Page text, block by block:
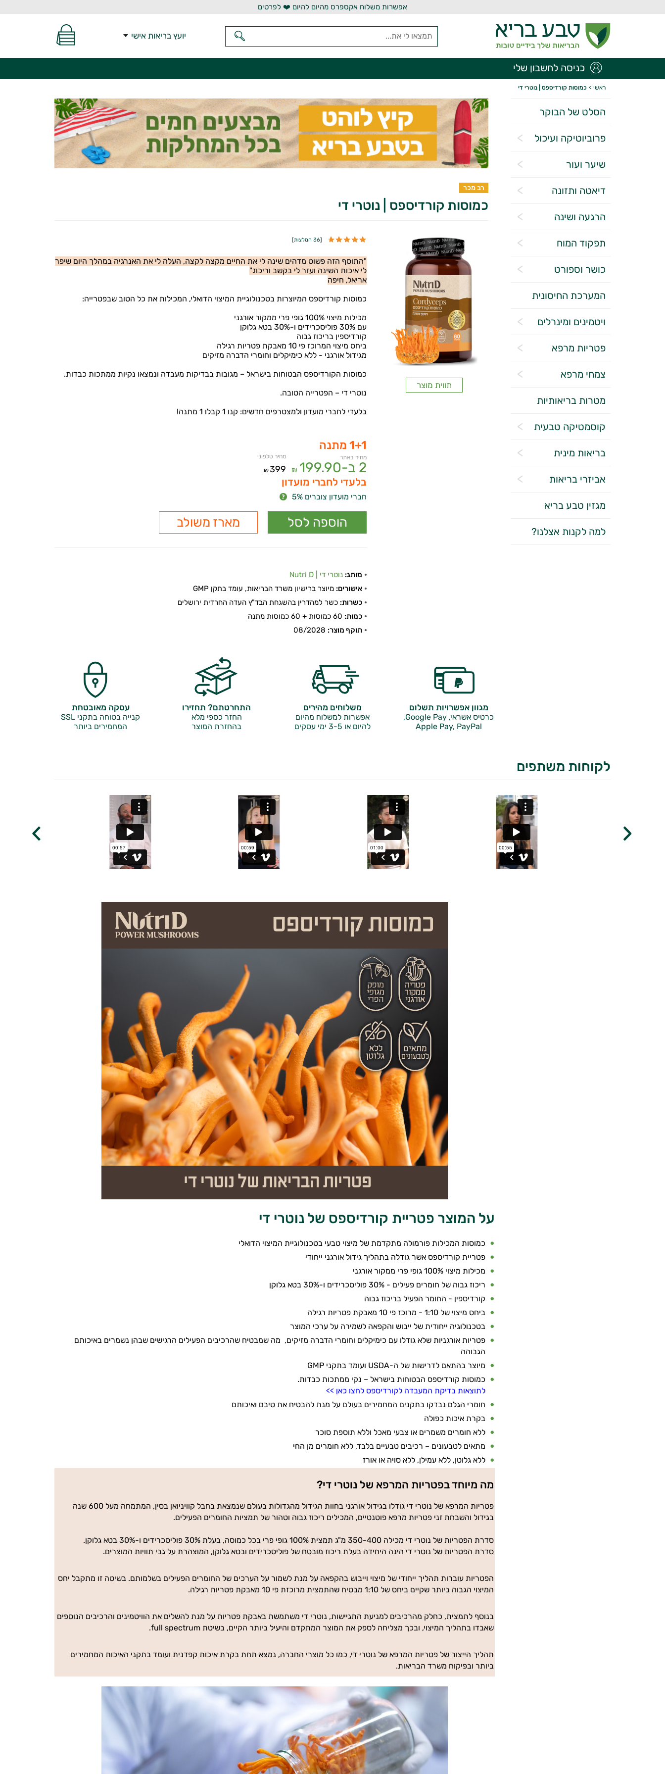
אפשרות משלוח אקספרס מהיום להיום ❤️ לפרטים
יועץ בריאות אישי
כניסה לחשבון שלי
ראשי > כמוסות קורדיספס | נוטרי די
הסלט של הבוקר
פרוביוטיקה ועיכול
שיער ועור
דיאטה ותזונה
הרגעה ושינה
תפקוד המוח
כושר וספורט
המערכת החיסונית
ויטמינים ומינרלים
פטריות מרפא
צמחי מרפא
מטרות בריאותיות
קוסמטיקה טבעית
בריאות מינית
אביזרי בריאות
מגזין טבע בריא
למה לקנות אצלנו?
רב מכר
כמוסות קורדיספס | נוטרי די
תווית מוצר
[36 המלצות ]
"התוסף הזה פשוט מדהים שינה לי את החיים מקצה לקצה, העלה לי את האנרגיה במהלך היום שיפר
לי איכות השינה ועזר לי בקשב וריכוז."
אריאל, חיפה
כמוסות קורדיספס המיוצרות בטכנולוגיית המיצוי הדואלי, המכילות את כל הטוב שבפטרייה:
מכילות מיצוי 100% גופי פרי ממקור אורגני
עם 30% פוליסכרידים ו-30% בטא גלוקן
קורדיספין בריכוז גבוה
ביחס מיצוי המרוכז פי 10 מאבקת פטריות רגילה
מגידול אורגני - ללא כימיקלים וחומרי הדברה מזיקים
כמוסות הקורדיספס הבטוחות בישראל – מגובות בבדיקות מעבדה ונמצאו נקיות ממתכות כבדות.
נוטרי די – הפטרייה הטובה.
בלעדי לחברי מועדון ולמצטרפים חדשים: קנו 1 קבלו 1 מתנה!
1+1 מתנה
מחיר באתר
2 ב- 199.90
₪
מחיר טלפוני
399
₪
בלעדי לחברי מועדון
חברי מועדון צוברים 5%
מארז משולב
מותג: נוטרי די | Nutri D
אישורים: מיוצר ברישיון משרד הבריאות, עומד בתקן GMP
כשרות: כשר למהדרין בהשגחת הבד"ץ העדה החרדית ירושלים
כמות:
תוקף מוצר:
מגוון אפשרויות תשלום
כרטיס אשראי, Google Pay,
Apple Pay, PayPal
משלוחים מהירים
אפשרות למשלוח מהיום
להיום או 3-5 ימי עסקים
התחרטתם? תחזירו
החזר כספי מלא
בהחזרת המוצר
עסקה מאובטחת
קנייה בטוחה בתקני SSL
המחמירים ביותר
לקוחות משתפים
על המוצר פטריית קורדיספס של נוטרי די
כמוסות המכילות פורמולה מתקדמת של מיצוי טבעי בטכנולוגיית המיצוי הדואלי
פטריית קורדיספס אשר גודלה בתהליך גידול אורגני ייחודי
מכילות מיצוי 100% גופי פרי ממקור אורגני
ריכוז גבוה של חומרים פעילים - 30% פוליסכרידים ו-30% בטא גלוקן
קורדיספין - החומר הפעיל בריכוז גבוה
ביחס מיצוי של 1:10 - מרוכז פי 10 מאבקת פטריות רגילה
בטכנולוגיה ייחודית של ייבוש והקפאה לשמירה על ערכי המוצר
פטריות אורגניות שלא גודלו עם כימיקלים וחומרי הדברה מזיקים, מה שמבטיח שהרכיבים הפעילים הרגישים שבהן נשמרים באיכותם
הגבוהה
מיוצר בהתאם לדרישות של ה-USDA ועומד בתקני GMP
כמוסות קורדיספס הבטוחות בישראל – נקי ממתכות כבדות.
לתוצאות בדיקת המעבדה לקורדיספס לחצו כאן >>
חומרי הגלם נבדקו בתקנים המחמירים בעולם על מנת להבטיח את טיבם ואיכותם
בקרת איכות כפולה
ללא חומרים משמרים או צבעי מאכל וללא תוספת סוכר
מתאים לטבעונים – רכיבים טבעיים בלבד, ללא חומרים מן החי
ללא גלוטן, ללא עמילן, ללא סויה או אורז
מה מיוחד בפטריות המרפא של נוטרי די?
פטריות המרפא של נוטרי די גודלו בגידול אורגני בחוות הגידול מהגדולות בעולם שנמצאת בחבל קוויניואן בסין, המתמחה מעל 600 שנה
בגידול והשבחת זני פטריות מרפא פוטנטיים, המכילים ריכוז גבוה וטהור של תמציות החומרים הפעילים.
סדרת הפטריות של נוטרי די מכילה 350-400 מ"ג תמצית 100% גופי פרי בכל כמוסה, בעלת 30% פוליסכרידים ו-30% בטא גלוקן.
סדרת הפטריות של נוטרי די הינה היחידה בעלת ריכוז מובטח של פוליסכרידים ובטא גלוקן, המוצהרת על גבי תוויות המוצרים.
הפטריות עוברות תהליך ייחודי של מיצוי וייבוש בהקפאה על מנת לשמור על הערכים של החומרים הפעילים בשלמותם. בשיטה זו מתקבל יחס
המיצוי הגבוה ביותר שקיים ביחס של 1:10 מבטיח שהתמצית מרוכזת פי 10 מאבקת פטריות רגילה.
בנוסף לתמצית, כחלק מהרכיבים למניעת התגיישות, נוטרי די משתמשת באבקת פטריות על מנת להשלים את הוויטמינים והרכיבים הנוספים
שאבדו בתהליך המיצוי, ובכך מצליחה לספק את המוצר המתקדם והיעיל ביותר הקיים, בשיטת full spectrum.
תהליך הייצור של פטריות המרפא של נוטרי די, כמו כל מוצרי החברה, נמצא תחת בקרת איכות קפדנית ועומד בתקני האיכות המחמירים
ביותר ובפיקוח משרד הבריאות.